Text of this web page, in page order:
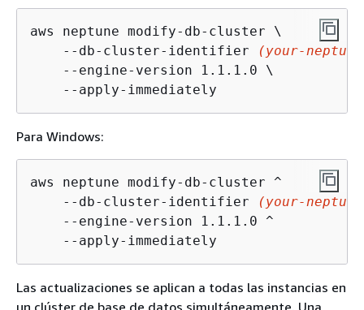
aws neptune modify-db-cluster \
    --db-cluster-identifier
(your-
    --engine-version 1.1.1.0 \
    --apply-immediately
Para Windows:
aws neptune modify-db-cluster ^
    --db-cluster-identifier
(your-
    --engine-version 1.1.1.0 ^
    --apply-immediately
Las actualizaciones se aplican a todas las instancias en
un clúster de base de datos simultáneamente. Una